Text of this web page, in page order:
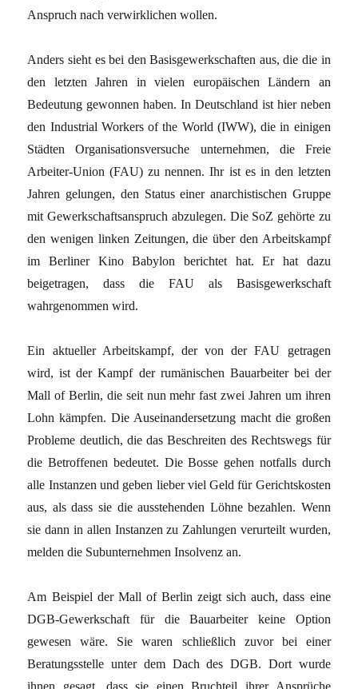
Anspruch nach verwirklichen wollen.
Anders sieht es bei den Basisgewerkschaften aus, die die in
den letzten Jahren in vielen europäischen Ländern an
Bedeutung gewonnen haben. In Deutschland ist hier neben
den Industrial Workers of the World (IWW), die in einigen
Städten Organisationsversuche unternehmen, die Freie
Arbeiter-Union (FAU) zu nennen. Ihr ist es in den letzten
Jahren gelungen, den Status einer anarchistischen Gruppe
mit Gewerkschaftsanspruch abzulegen. Die SoZ gehörte zu
den wenigen linken Zeitungen, die über den Arbeitskampf
im Berliner Kino Babylon berichtet hat. Er hat dazu
beigetragen, dass die FAU als Basisgewerkschaft
wahrgenommen wird.
Ein aktueller Arbeitskampf, der von der FAU getragen
wird, ist der Kampf der rumänischen Bauarbeiter bei der
Mall of Berlin, die seit nun mehr fast zwei Jahren um ihren
Lohn kämpfen. Die Auseinandersetzung macht die großen
Probleme deutlich, die das Beschreiten des Rechtswegs für
die Betroffenen bedeutet. Die Bosse gehen notfalls durch
alle Instanzen und geben lieber viel Geld für Gerichtskosten
aus, als dass sie die ausstehenden Löhne bezahlen. Wenn
sie dann in allen Instanzen zu Zahlungen verurteilt wurden,
melden die Subunternehmen Insolvenz an.
Am Beispiel der Mall of Berlin zeigt sich auch, dass eine
DGB-Gewerkschaft für die Bauarbeiter keine Option
gewesen wäre. Sie waren schließlich zuvor bei einer
Beratungsstelle unter dem Dach des DGB. Dort wurde
ihnen gesagt, dass sie einen Bruchteil ihrer Ansprüche